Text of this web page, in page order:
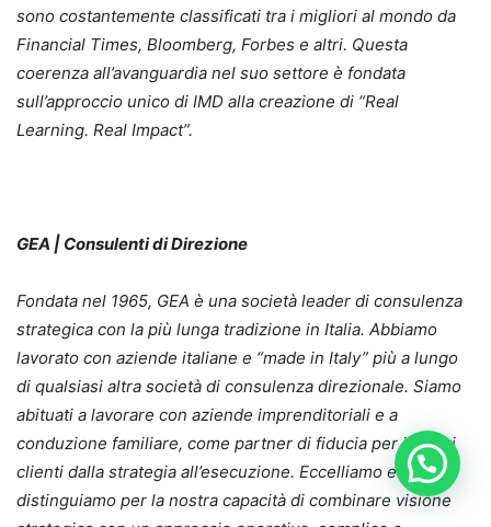
sono costantemente classificati tra i migliori al mondo da
Financial Times, Bloomberg, Forbes e altri. Questa
coerenza all’avanguardia nel suo settore è fondata
sull’approccio unico di IMD alla creazione di “Real
Learning. Real Impact”.
GEA | Consulenti di Direzione
Fondata nel 1965, GEA è una società leader di consulenza
strategica con la più lunga tradizione in Italia. Abbiamo
lavorato con aziende italiane e “made in Italy” più a lungo
di qualsiasi altra società di consulenza direzionale. Siamo
abituati a lavorare con aziende imprenditoriali e a
conduzione familiare, come partner di fiducia per i nostri
clienti dalla strategia all’esecuzione. Eccelliamo e ci
distinguiamo per la nostra capacità di combinare visione